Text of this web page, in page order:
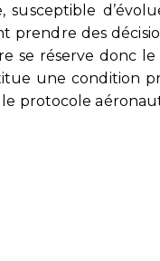
prendre des
se réserve donc
une condition
protocole